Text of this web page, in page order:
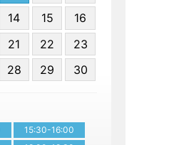
14 15
16
21 22
23
28 29 30
15:30-16:00